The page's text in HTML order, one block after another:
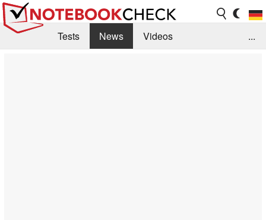
Tests News
Videos
...